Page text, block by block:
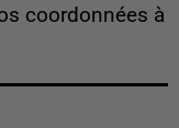
coordonnées à